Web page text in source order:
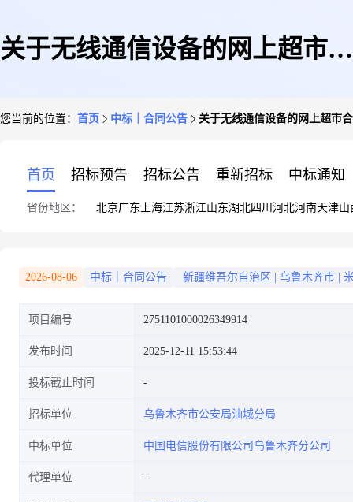
关于无线通信设备的网上超市合
您当前的位置： 首页 中标｜合同公告 关于无线通信设备的网上超市
首页 招标预告 招标公告 重新招标 中标通知
省份地区： 北京广东 上海江苏浙江山东湖北四川 河北河南天津山
2026-08-06 中标｜合同公告 新疆维吾尔自治区 乌鲁木齐市
项目编号 2751101000026349914
发布时间 2025-12-11 15:53:44
投标截止时间
招标单位 乌鲁木齐市公安局油城分局
中标单位 中国电信股份有限公司乌鲁木齐分公司
代理单位